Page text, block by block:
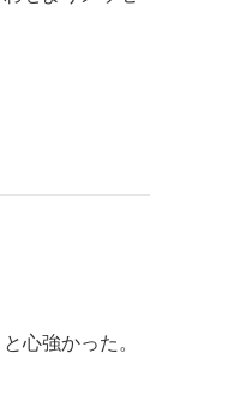
心強かった。